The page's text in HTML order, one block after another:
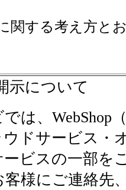
関する考え方と
示について
は、WebShop
ウドサービス・
ビスの一部を
様にご連絡先